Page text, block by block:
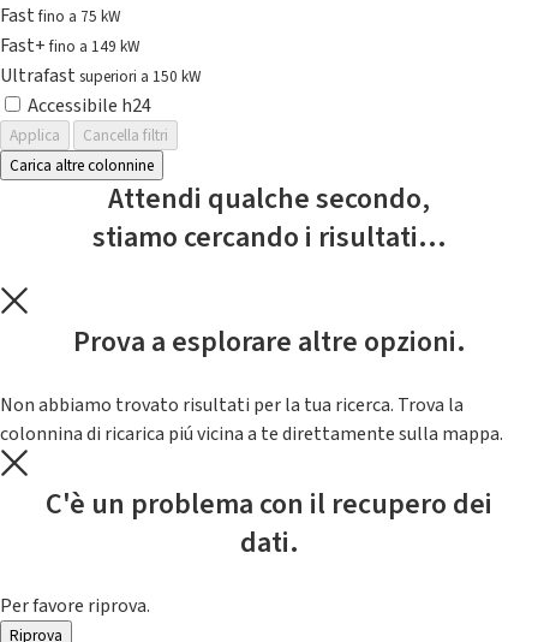
Fastfino a 75 kW
Fast+fino a 149 kW
Ultrafast superiori a 150 kW
Accessibile h24
Applica
Cancella filtri
Carica altre colonnine
Attendi qualche secondo,
stiamo cercando i risultati...
Prova a esplorare altre opzioni.
Non abbiamo trovato risultati per la tua ricerca. Trova la
colonnina di ricarica piú vicina a te direttamente sulla mappa.
C'è un problema con il recupero dei
dati.
Per favore riprova.
Riprova